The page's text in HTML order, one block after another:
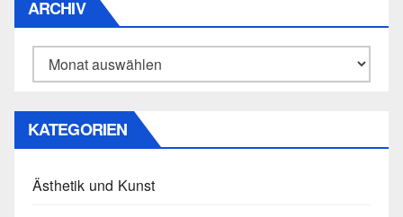
ARCHIV
Archiv
KATEGORIEN
Ästhetik und Kunst